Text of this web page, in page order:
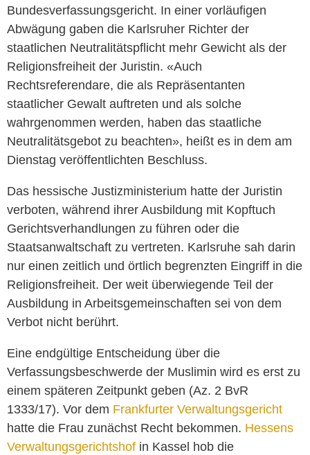
Bundesverfassungsgericht. In einer vorläufigen
Abwägung gaben die Karlsruher Richter der
staatlichen Neutralitätspflicht mehr Gewicht als der
Religionsfreiheit der Juristin. «Auch
Rechtsreferendare, die als Repräsentanten
staatlicher Gewalt auftreten und als solche
wahrgenommen werden, haben das staatliche
Neutralitätsgebot zu beachten», heißt es in dem am
Dienstag veröffentlichten Beschluss.
Das hessische Justizministerium hatte der Juristin
verboten, während ihrer Ausbildung mit Kopftuch
Gerichtsverhandlungen zu führen oder die
Staatsanwaltschaft zu vertreten. Karlsruhe sah darin
nur einen zeitlich und örtlich begrenzten Eingriff in die
Religionsfreiheit. Der weit überwiegende Teil der
Ausbildung in Arbeitsgemeinschaften sei von dem
Verbot nicht berührt.
Eine endgültige Entscheidung über die
Verfassungsbeschwerde der Muslimin wird es erst zu
einem späteren Zeitpunkt geben (Az. 2 BvR
1333/17). Vor dem Frankfurter Verwaltungsgericht
hatte die Frau zunächst Recht bekommen. Hessens
Verwaltungsgerichtshof in Kassel hob die